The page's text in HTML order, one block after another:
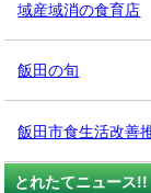
域産域消の食育店
飯田の旬
飯田市食生活改善
とれたてニュース!!